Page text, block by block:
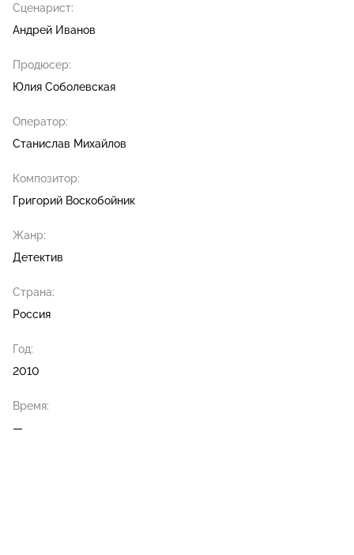
Сценарист:
Андрей Иванов
Продюсер:
Юлия Соболевская
Оператор:
Станислав Михайлов
Композитор:
Григорий Воскобойник
Жанр:
Детектив
Страна:
Россия
Год:
2010
Время:
—